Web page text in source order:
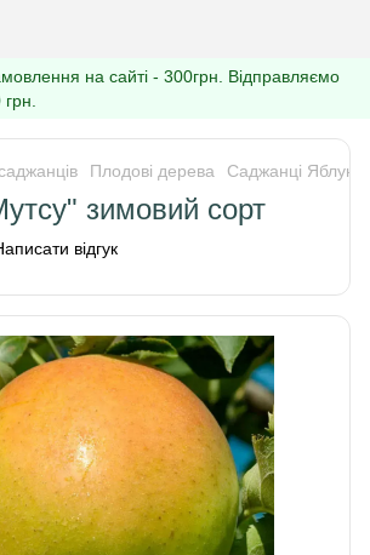
на сайті - 300грн. Відправляємо
Плодові дерева Саджанці Яблуні
зимовий сорт
відгук